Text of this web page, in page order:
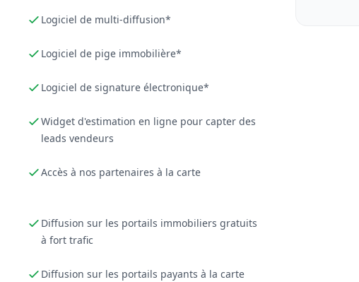
Logiciel de multi-diffusion*
Logiciel de pige immobilière*
Logiciel de signature électronique*
Widget d'estimation en ligne pour capter des
leads vendeurs
Accès à nos partenaires à la carte
Diffusion sur les portails immobiliers gratuits
à fort trafic
Diffusion sur les portails payants à la carte